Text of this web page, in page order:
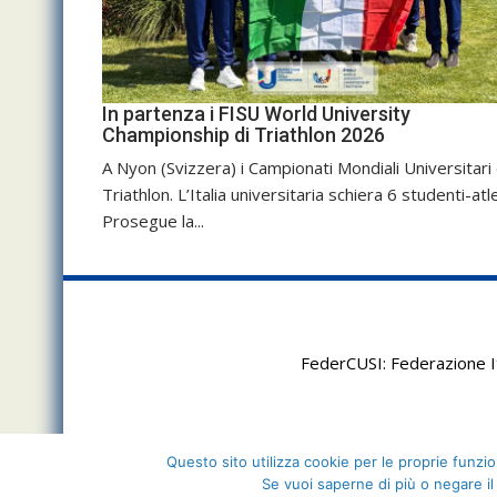
In partenza i FISU World University
Championship di Triathlon 2026
A Nyon (Svizzera) i Campionati Mondiali Universitari
Triathlon. L’Italia universitaria schiera 6 studenti-
Prosegue la...
FederCUSI:
Questo sito utilizza cookie per le proprie
Se vuoi saperne di più o negare